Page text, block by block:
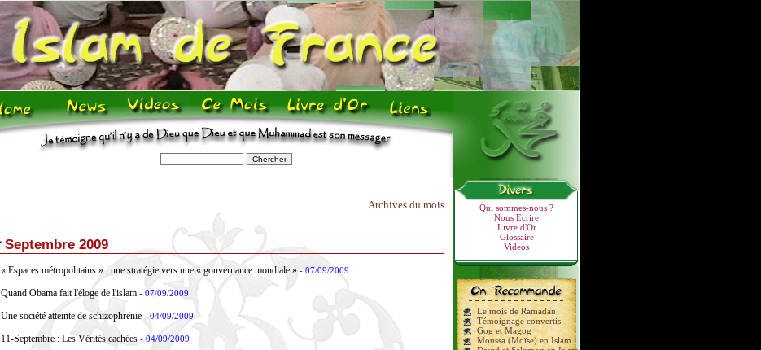
Qui sommes-nous ?
Nous Ecrire
Livre d'Or
Glossaire
Videos
Le mois de Ramadan
Témoignage convertis
Gog et Magog
Moussa (Moïse) en Islam
Archives du mois
Septembre 2009
« Espaces métropolitains » : une stratégie vers une « gouvernance mondiale » - 07/09/2009
Quand Obama fait l'éloge de l'islam - 07/09/2009
Une société atteinte de schizophrénie - 04/09/2009
11-Septembre : Les Vérités cachées - 04/09/2009